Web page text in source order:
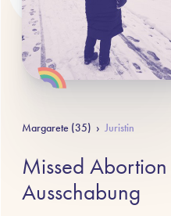
Margarete (35) › Juristin
Missed
Ausschabung